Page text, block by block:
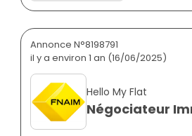
Annonce N°8198791
il y a environ 1 an (16/06/2025)
Hello My Flat
Négociateur